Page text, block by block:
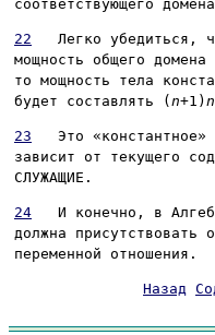
соответствующего
22 Легко убедиться,
мощность общего домена
то мощность тела
будет составлять
(n+1) n
23 Это «константное»
зависит от текущего
СЛУЖАЩИЕ .
24 И конечно, в
должна присутствовать
переменной отношения.
Назад